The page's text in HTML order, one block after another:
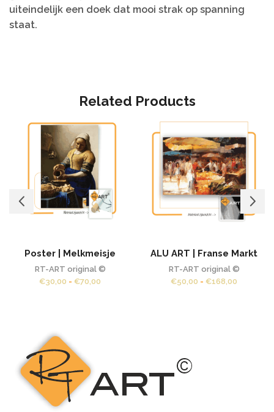
uiteindelijk een doek dat mooi strak op spanning
staat.
Related Products
Poster | Melkmeisje
RT-ART original ©
€30,00 - €70,00
ALU ART | Franse Markt
RT-ART original ©
€50,00 - €168,00